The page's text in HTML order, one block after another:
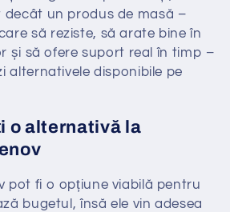
decât un produs de masă –
să reziste, să arate bine în
și să ofere suport real în timp –
alternativele disponibile pe
o alternativă la
pot fi o opțiune viabilă pentru
bugetul, însă ele vin adesea